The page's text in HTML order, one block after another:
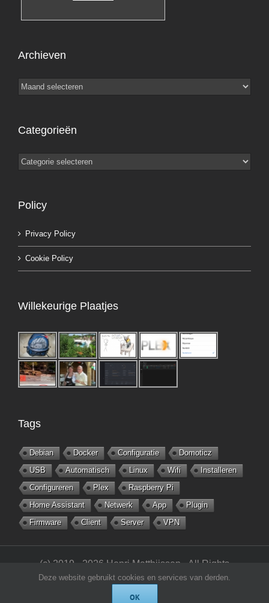
Archieven
Archieven
Categorieën
Categorieën
Policy
Privacy Policy
Cookie Policy
Willekeurige Plaatjes
Tags
Debian Docker Configuratie
Domoticz
USB
Automatisch Linux Wifi
Installeren
Configureren
Plex
Raspberry Pi
Home Assistant
Netwerk App
Plugin
Firmware
Client Server VPN
(c) 2019 - 2026 Henri Matthijssen - All Rights
Reserved -matthijsseninfo.nl
YouTube
Deze website gebruikt cookies en services van derden.
OK